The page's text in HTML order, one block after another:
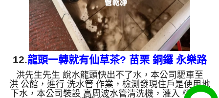
12.龍頭一轉就有仙草茶? 苗栗 銅鑼 永樂路
水管清洗
洪先生先生 說水龍頭快出不了水，本公司驅車至
洪 公館，進行 洗水管 作業，檢測發現住戶是使用地
下水，本公司裝設 高周波水管清洗機，灌入 檸檬酸